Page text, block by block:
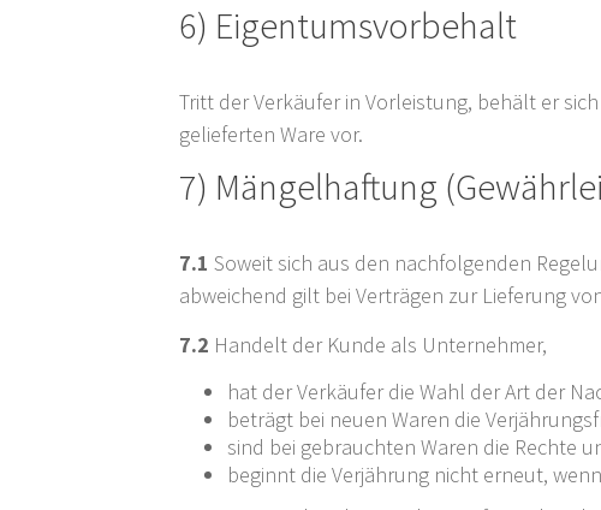
6) Eigentumsvorbehalt
Tritt der Verkäufer in Vorleistung, behält er
gelieferten Ware vor.
7) Mängelhaftung
7.1 Soweit sich aus den nachfolgenden
abweichend gilt bei Verträgen zur Lieferung
7.2 Handelt der Kunde als Unternehmer,
hat der Verkäufer die Wahl der Art der
beträgt bei neuen Waren die
sind bei gebrauchten Waren die Rechte
beginnt die Verjährung nicht erneut,